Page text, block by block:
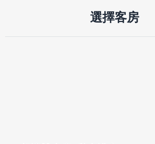
選擇客房